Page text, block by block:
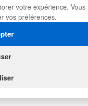
votre expérience. Vous
vos préférences.